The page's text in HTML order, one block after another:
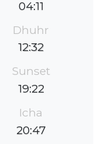
04:11
Dhuhr
12:32
Sunset
19:22
Icha
20:47